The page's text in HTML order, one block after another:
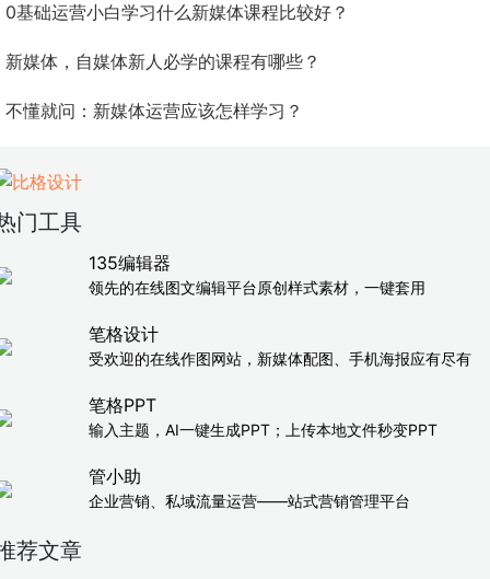
0基础运营小白学习什么新媒体课程比较好？
新媒体，自媒体新人必学的课程有哪些？
不懂就问：新媒体运营应该怎样学习？
门工具
135编辑器
领先的在线图文编辑平台原创样式素材，一键套用
笔格设计
受欢迎的在线作图网站，新媒体配图、手机海报应有尽有
笔格PPT
输入主题，AI一键生成PPT；上传本地文件秒变PPT
管小助
企业营销、私域流量运营——站式营销管理平台
荐文章